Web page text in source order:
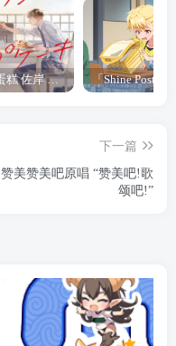
经典杯子蛋糕 佐岸 漫画「经典杯子蛋糕」宣布真人日剧化
下一篇
赞美赞美吧原唱 “赞美吧!歌
颂吧!”